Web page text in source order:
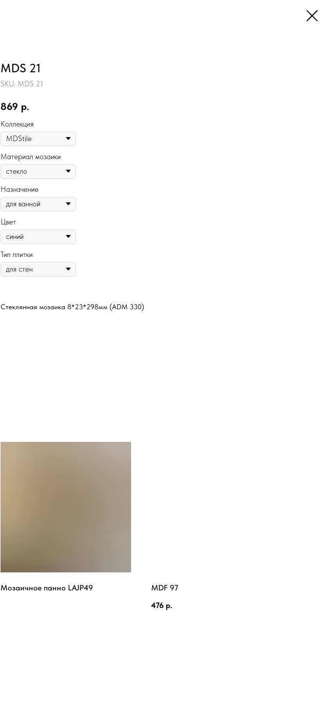
MDS 21
SKU: MDS 21
869 р.
Коллекция
Материал мозаики
Назначение
Цвет
Тип плитки
Стеклянная мозаика 8*23*298мм (ADM 330)
Мозаичное панно LAJP49
MDF 97
476 р.